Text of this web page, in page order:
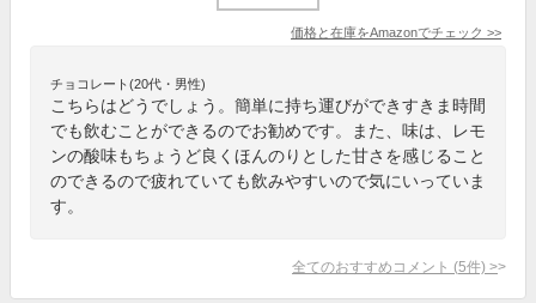
価格と在庫をAmazonでチェック >>
チョコレート(20代・男性)
こちらはどうでしょう。簡単に持ち運びができすきま時間
でも飲むことができるのでお勧めです。また、味は、レモ
ンの酸味もちょうど良くほんのりとした甘さを感じること
のできるので疲れていても飲みやすいので気にいっていま
す。
全てのおすすめコメント (5件) >